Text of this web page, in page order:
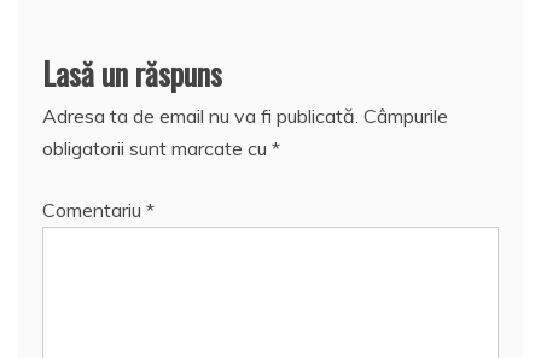
Lasă un răspuns
Adresa ta de email nu va fi publicată. Câmpurile
obligatorii sunt marcate cu *
Comentariu *